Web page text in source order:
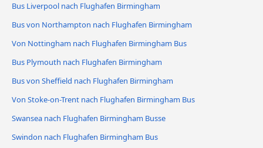
Bus Liverpool nach Flughafen Birmingham
Bus von Northampton nach Flughafen Birmingham
Von Nottingham nach Flughafen Birmingham Bus
Bus Plymouth nach Flughafen Birmingham
Bus von Sheffield nach Flughafen Birmingham
Von Stoke-on-Trent nach Flughafen Birmingham Bus
Swansea nach Flughafen Birmingham Busse
Swindon nach Flughafen Birmingham Bus